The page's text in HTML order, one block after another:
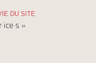
DU SITE
»